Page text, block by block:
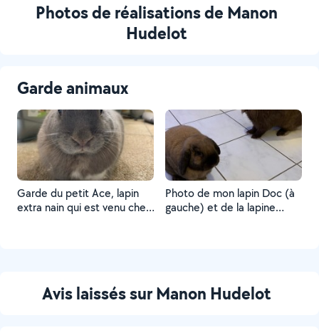
Photos de réalisations de Manon
Hudelot
Garde animaux
Garde du petit Ace, lapin
extra nain qui est venu chez
Photo de mon lapin Doc (à
gauche) et de la lapine
Avis laissés sur Manon Hudelot